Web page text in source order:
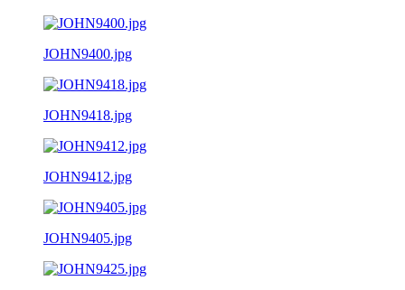
JOHN9400.jpg
JOHN9418.jpg
JOHN9412.jpg
JOHN9405.jpg